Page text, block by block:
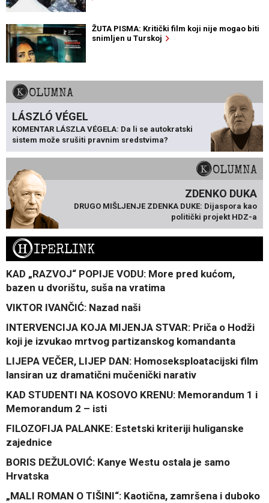
ŽUTA PISMA: Kritički film koji nije mogao biti
snimljen u Turskoj
KOLUMNA
LÁSZLÓ VÉGEL
KOMENTAR LÁSZLA VÉGELA: Da li se autokratski
sistem može srušiti pravnim sredstvima?
KOLUMNA
ZDENKO DUKA
DRUGO MIŠLJENJE ZDENKA DUKE: Dijaspora kao
politički projekt HDZ-a
HIPERLINK
KAD „RAZVOJ“ POPIJE VODU: More pred kućom,
bazen u dvorištu, suša na vratima
VIKTOR IVANČIĆ: Nazad naši
INTERVENCIJA KOJA MIJENJA STVAR: Priča o Hodži
koji je izvukao mrtvog partizanskog komandanta
LIJEPA VEČER, LIJEP DAN: Homoseksploatacijski film
lansiran uz dramatični mučenički narativ
KAD STUDENTI NA KOSOVO KRENU: Memorandum 1 i
Memorandum 2 – isti
FILOZOFIJA PALANKE: Estetski kriteriji huliganske
zajednice
BORIS DEŽULOVIĆ: Kanye Westu ostala je samo
Hrvatska
„MALI ROMAN O TIŠINI“: Kaotična, zamršena i duboko